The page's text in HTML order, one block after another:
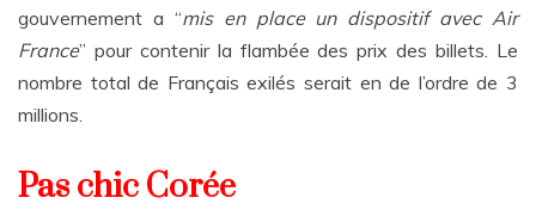
gouvernement a “mis en place un dispositif avec Air
France” pour contenir la flambée des prix des billets. Le
nombre total de Français exilés serait en de l’ordre de 3
millions.
Pas chic Corée